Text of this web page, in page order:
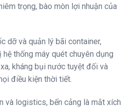
trọng, bào mòn lợi nhuận của
dỡ và quản lý bãi container,
thống máy quét chuyên dụng
kháng bụi nước tuyệt đối và
điều kiện thời tiết.
và logistics, bến cảng là mắt xích